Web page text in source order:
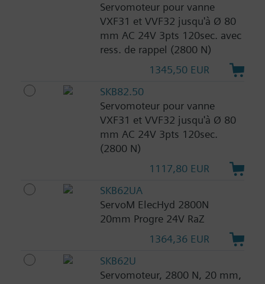
Servomoteur pour vanne
VXF31 et VVF32 jusqu'à Ø 80
mm AC 24V 3pts 120sec. avec
ress. de rappel (2800 N)
1345,50 EUR
SKB82.50
Servomoteur pour vanne
VXF31 et VVF32 jusqu'à Ø 80
mm AC 24V 3pts 120sec.
(2800 N)
1117,80 EUR
SKB62UA
ServoM ElecHyd 2800N
20mm Progre 24V RaZ
1364,36 EUR
SKB62U
Servomoteur, 2800 N, 20 mm,